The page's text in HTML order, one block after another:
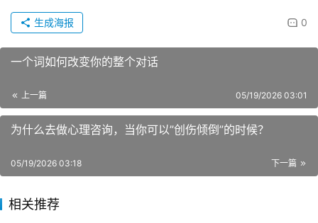
0
生成海报
一个词如何改变你的整个对话
上一篇 05/19/2026 03:01
为什么去做心理咨询，当你可以”创伤倾倒”的时候？
下一篇
05/19/2026 03:18
相关推荐